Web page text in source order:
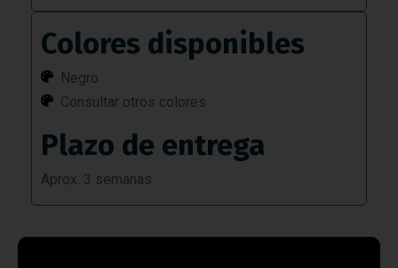
Colores disponibles
Negro
Consultar otros colores
Plazo de entrega
Aprox. 3 semanas